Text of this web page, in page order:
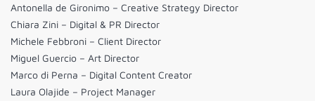
Antonella de Gironimo – Creative Strategy Director
Chiara Zini – Digital & PR Director
Michele Febbroni – Client Director
Miguel Guercio – Art Director
Marco di Perna – Digital Content Creator
Laura Olajide – Project Manager